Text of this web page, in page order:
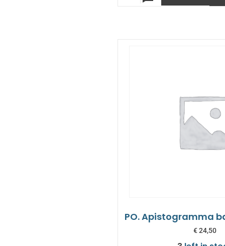
PO. Apistogramma
€24,50